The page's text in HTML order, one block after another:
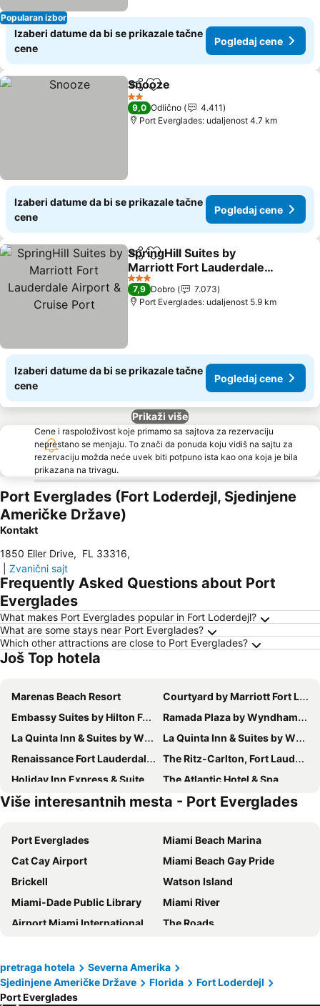
Popularan izbor
Izaberi datume da bi se prikazale tačne
cene
Pogledaj cene
Deli Dodati u favorite
Snooze
2 Zvezdice
9,0 Odlično
4.411
Port Everglades: udaljenost 4.7 km
Izaberi datume da bi se prikazale tačne
cene
Pogledaj cene
Deli Dodati u favorite
SpringHill Suites by
Marriott Fort Lauderdale
Airport & Cruise Port
3 Zvezdice
7,9 Dobro
7.073
Port Everglades: udaljenost 5.9 km
Izaberi datume da bi se prikazale tačne
cene
Pogledaj cene
Prikaži više
Cene i raspoloživost koje primamo sa sajtova za rezervaciju
neprestano se menjaju. To znači da ponuda koju vidiš na sajtu za
rezervaciju možda neće uvek biti potpuno ista kao ona koja je bila
prikazana na trivagu.
Port Everglades (Fort Loderdejl, Sjedinjene
Američke Države)
Kontakt
1850 Eller Drive, FL 33316,
Zvanični sajt
Frequently Asked Questions about Port
Everglades
What makes Port Everglades popular in Fort Loderdejl?
What are some stays near Port Everglades?
Which other attractions are close to Port Everglades?
Još Top hotela
Marenas Beach Resort
Courtyard by Marriott Fort Lauderdale North/Cypress Creek
Embassy Suites by Hilton Fort Lauderdale 17th Street
Ramada Plaza by Wyndham Marco Polo Beach Resort
La Quinta Inn & Suites by Wyndham Ft. Lauderdale Airport
La Quinta Inn & Suites by Wyndham Ft Lauderdale Cypress Cr
Renaissance Fort Lauderdale West Hotel
The Ritz-Carlton, Fort Lauderdale
Holiday Inn Express & Suites Ft Lauderdale N - Exec Airport By Ihg
The Atlantic Hotel & Spa
Kimpton Shorebreak Fort Lauderdale By Ihg
4145 By The Sea Inn & Suites
Više interesantnih mesta - Port Everglades
Port Everglades
Miami Beach Marina
Cat Cay Airport
Miami Beach Gay Pride
Brickell
Watson Island
Miami-Dade Public Library
Miami River
Airport Miami International
The Roads
John Lloyd Beach State Park
Greater Fort Lauderdale Convention Centre
Fort Lauderdale - Hollywood International Airport
Fort Lauderdale Aquatic Complex
pretraga hotela
Severna Amerika
Sjedinjene Američke Države
Florida
Fort Loderdejl
Port Everglades